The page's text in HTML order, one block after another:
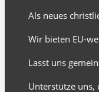
Als neues
Wir bieten EU-
Lasst uns
Unterstütze uns,